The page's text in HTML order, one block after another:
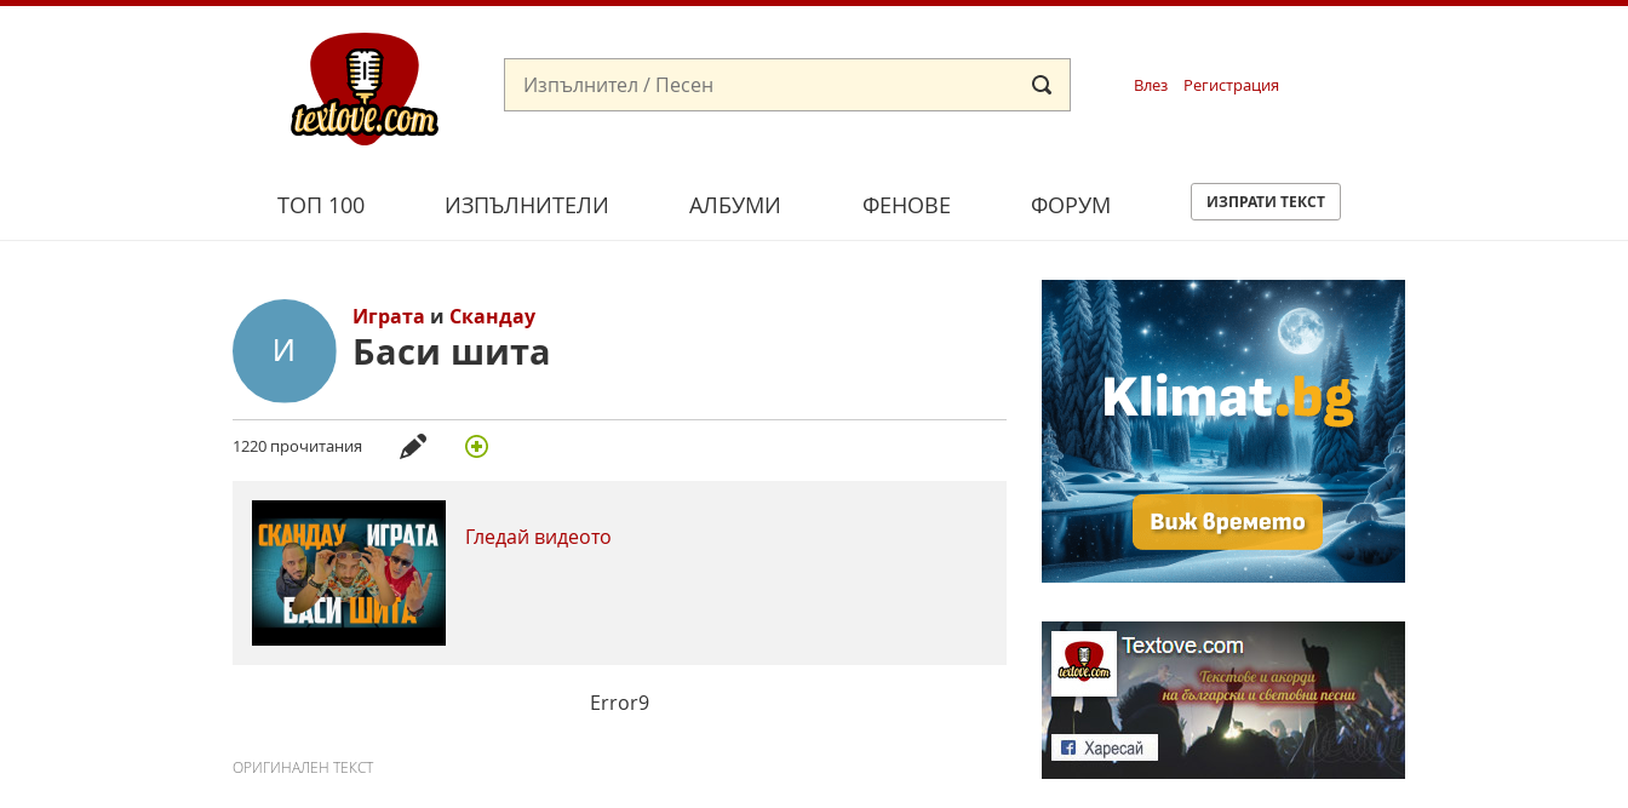
Влез Регистрация
ТОП 100 ИЗПЪЛНИТЕЛИ АЛБУМИ ФЕНОВЕ ФОРУМ ИЗПРАТИ ТЕКСТ
Играта и Скандау
Баси шита
1220 прочитания
Гледай видеото
Error9
ОРИГИНАЛЕН ТЕКСТ